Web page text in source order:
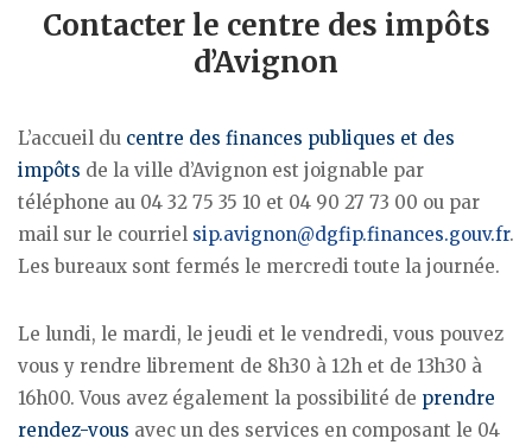
Contacter le centre des impôts
d’Avignon
L’accueil du centre des finances publiques et des
impôts de la ville d’Avignon est joignable par
téléphone au 04 32 75 35 10 et 04 90 27 73 00 ou par
mail sur le courriel sip.avignon@dgfip.finances.gouv.fr.
Les bureaux sont fermés le mercredi toute la journée.
Le lundi, le mardi, le jeudi et le vendredi, vous pouvez
vous y rendre librement de 8h30 à 12h et de 13h30 à
16h00. Vous avez également la possibilité de prendre
rendez-vous avec un des services en composant le 04